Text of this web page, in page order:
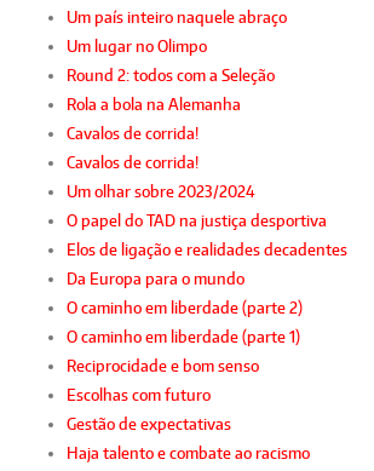
Um país inteiro naquele abraço
Um lugar no Olimpo
Round 2: todos com a Seleção
Rola a bola na Alemanha
Cavalos de corrida!
Cavalos de corrida!
Um olhar sobre 2023/2024
O papel do TAD na justiça desportiva
Elos de ligação e realidades decadentes
Da Europa para o mundo
O caminho em liberdade (parte 2)
O caminho em liberdade (parte 1)
Reciprocidade e bom senso
Escolhas com futuro
Gestão de expectativas
Haja talento e combate ao racismo